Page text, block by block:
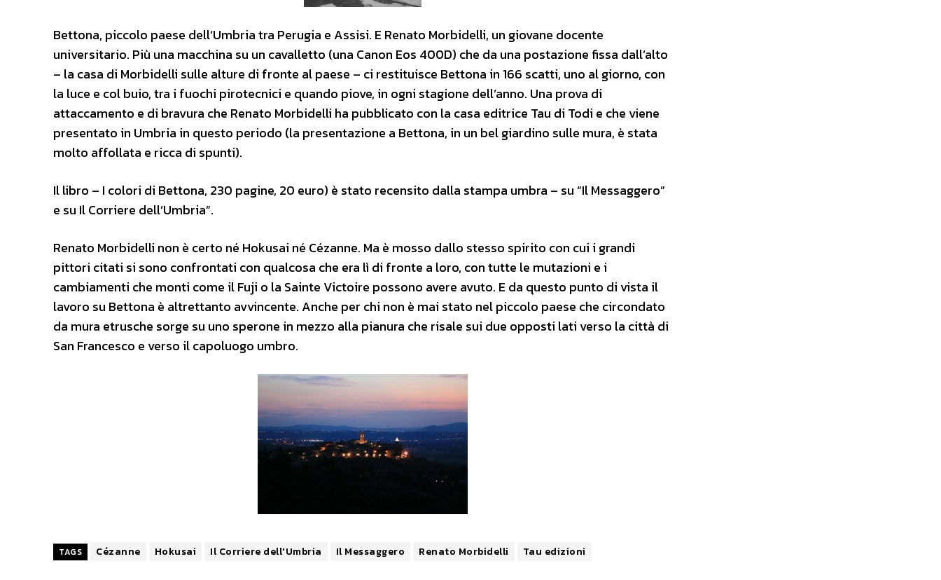
Bettona, piccolo paese dell’Umbria tra Perugia e Assisi. E Renato Morbidelli, un giovane docente
universitario. Più una macchina su un cavalletto (una Canon Eos 400D) che da una postazione fissa dall’alto
– la casa di Morbidelli sulle alture di fronte al paese – ci restituisce Bettona in 166 scatti, uno al giorno, con
la luce e col buio, tra i fuochi pirotecnici e quando piove, in ogni stagione dell’anno. Una prova di
attaccamento e di bravura che Renato Morbidelli ha pubblicato con la casa editrice Tau di Todi e che viene
presentato in Umbria in questo periodo (la presentazione a Bettona, in un bel giardino sulle mura, è stata
molto affollata e ricca di spunti).
Il libro – I colori di Bettona, 230 pagine, 20 euro) è stato recensito dalla stampa umbra – su “Il Messaggero”
e su Il Corriere dell’Umbria”.
Renato Morbidelli non è certo né Hokusai né Cézanne. Ma è mosso dallo stesso spirito con cui i grandi
pittori citati si sono confrontati con qualcosa che era lì di fronte a loro, con tutte le mutazioni e i
cambiamenti che monti come il Fuji o la Sainte Victoire possono avere avuto. E da questo punto di vista il
lavoro su Bettona è altrettanto avvincente. Anche per chi non è mai stato nel piccolo paese che circondato
da mura etrusche sorge su uno sperone in mezzo alla pianura che risale sui due opposti lati verso la città di
San Francesco e verso il capoluogo umbro.
TAGS Cézanne Hokusai Il Corriere dell'Umbria Il Messaggero Renato Morbidelli Tau edizioni